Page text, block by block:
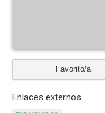
Favorito/a
Enlaces externos